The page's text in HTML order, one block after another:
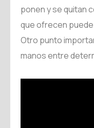
ponen y se quitan
que ofrecen
Otro punto
manos entre